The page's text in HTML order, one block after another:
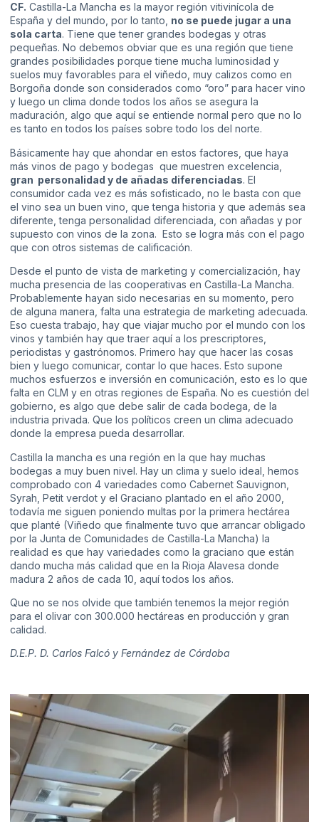
CF. Castilla-La Mancha es la mayor región vitivinícola de
España y del mundo, por lo tanto, no se puede jugar a una
sola carta. Tiene que tener grandes bodegas y otras
pequeñas. No debemos obviar que es una región que tiene
grandes posibilidades porque tiene mucha luminosidad y
suelos muy favorables para el viñedo, muy calizos como en
Borgoña donde son considerados como “oro” para hacer vino
y luego un clima donde todos los años se asegura la
maduración, algo que aquí se entiende normal pero que no lo
es tanto en todos los países sobre todo los del norte.
Básicamente hay que ahondar en estos factores, que haya
más vinos de pago y bodegas que muestren excelencia,
gran personalidad y de añadas diferenciadas. El
consumidor cada vez es más sofisticado, no le basta con que
el vino sea un buen vino, que tenga historia y que además sea
diferente, tenga personalidad diferenciada, con añadas y por
supuesto con vinos de la zona. Esto se logra más con el pago
que con otros sistemas de calificación.
Desde el punto de vista de marketing y comercialización, hay
mucha presencia de las cooperativas en Castilla-La Mancha.
Probablemente hayan sido necesarias en su momento, pero
de alguna manera, falta una estrategia de marketing adecuada.
Eso cuesta trabajo, hay que viajar mucho por el mundo con los
vinos y también hay que traer aquí a los prescriptores,
periodistas y gastrónomos. Primero hay que hacer las cosas
bien y luego comunicar, contar lo que haces. Esto supone
muchos esfuerzos e inversión en comunicación, esto es lo que
falta en CLM y en otras regiones de España. No es cuestión del
gobierno, es algo que debe salir de cada bodega, de la
industria privada. Que los políticos creen un clima adecuado
donde la empresa pueda desarrollar.
Castilla la mancha es una región en la que hay muchas
bodegas a muy buen nivel. Hay un clima y suelo ideal, hemos
comprobado con 4 variedades como Cabernet Sauvignon,
Syrah, Petit verdot y el Graciano plantado en el año 2000,
todavía me siguen poniendo multas por la primera hectárea
que planté (Viñedo que finalmente tuvo que arrancar obligado
por la Junta de Comunidades de Castilla-La Mancha) la
realidad es que hay variedades como la graciano que están
dando mucha más calidad que en la Rioja Alavesa donde
madura 2 años de cada 10, aquí todos los años.
Que no se nos olvide que también tenemos la mejor región
para el olivar con 300.000 hectáreas en producción y gran
calidad.
D.E.P. D. Carlos Falcó y Fernández de Córdoba